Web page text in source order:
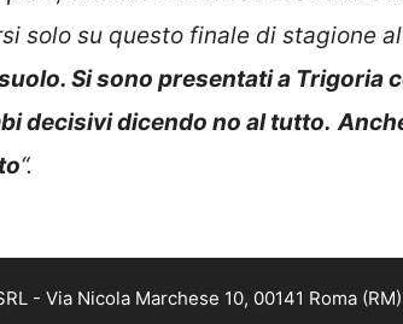
solo su questo finale di stagione al
Si sono presentati a Trigoria
decisivi dicendo no al tutto.
“.
- Via Nicola Marchese 10, 00141 Roma